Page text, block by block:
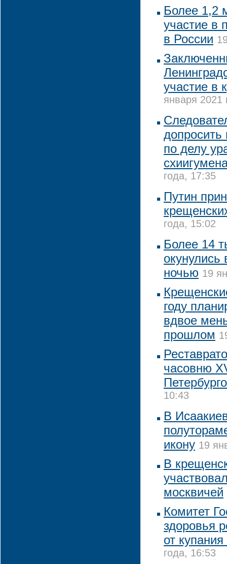
Более 1,2
участие в
в России
участие в
января 2021
допросить
по делу
года, 17:35
Путин
года, 15:02
Более 14
окунулись
ночью 19
году
вдвое
прошлом
часовню
10:43
В
икону 19
В
москвичей
Комитет
здоровья
от
года, 16:53